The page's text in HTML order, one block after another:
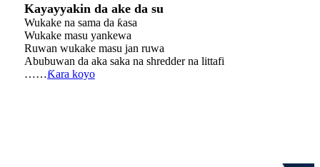
Kayayyakin da ake da su
Wukake na sama da ƙasa
Wukake masu yankewa
Ruwan wukake masu jan ruwa
Abubuwan da aka saka na shredder na littafi
……Ƙara koyo